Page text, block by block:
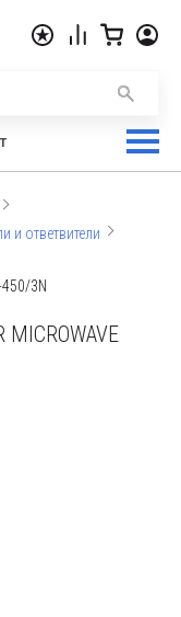
и ответвители
3N